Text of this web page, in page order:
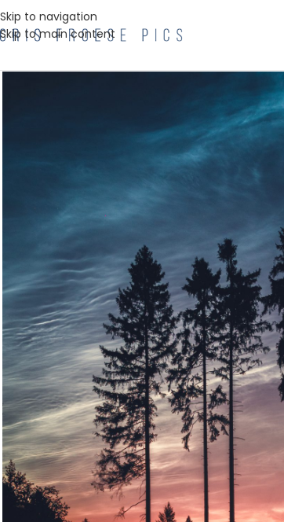
Skip to navigation
Skip to main content